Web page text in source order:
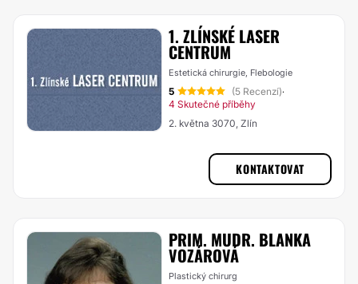
1. ZLÍNSKÉ LASER
CENTRUM
Estetická chirurgie, Flebologie
5 (5 Recenzí)·
4 Skutečné příběhy
2. května 3070, Zlín
KONTAKTOVAT
PRIM. MUDR. BLANKA
VOZÁROVÁ
Plastický chirurg